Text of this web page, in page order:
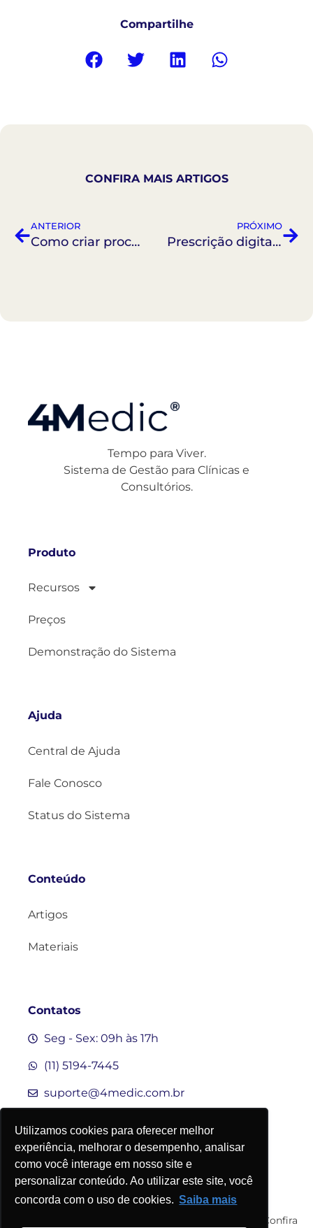
Utilizamos cookies para oferecer melhor
experiência, melhorar o desempenho, analisar
como você interage em nosso site e
personalizar conteúdo. Ao utilizar este site, você
concorda com o uso de cookies. Saiba mais
Compartilhe
CONFIRA MAIS ARTIGOS
ANTERIOR
Como criar processos leves e previsíveis na clínica
PRÓXIMO
Prescrição digital: como funciona e quais as vantagens para clínicas em 2026
Tempo para Viver.
Sistema de Gestão para Clínicas e
Consultórios.
Produto
Recursos
Preços
Demonstração do Sistema
Ajuda
Central de Ajuda
Fale Conosco
Status do Sistema
Conteúdo
Artigos
Materiais
Contatos
Seg - Sex: 09h às 17h
(11) 5194-7445
suporte@4medic.com.br
Todos os direitos reservados. Confira